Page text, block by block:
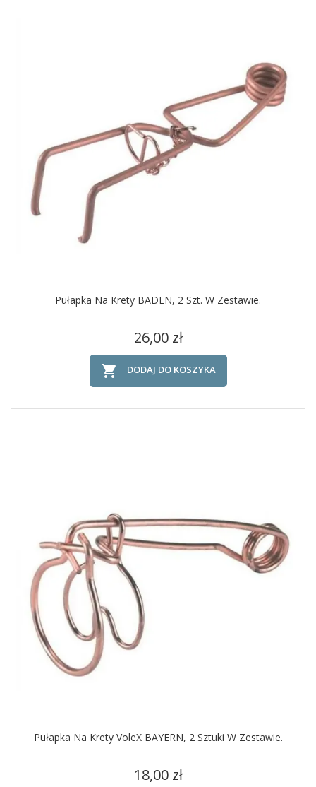
Pułapka Na Krety BADEN, 2 Szt. W Zestawie.
Cena
26,00 zł
 DODAJ DO KOSZYKA
Pułapka Na Krety VoleX BAYERN, 2 Sztuki W Zestawie.
Cena
18,00 zł